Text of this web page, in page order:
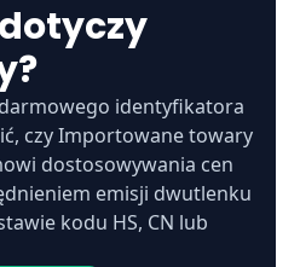
identyfikatora
czy Importowane towary
dostosowywania cen
emisji dwutlenku
kodu HS, CN lub